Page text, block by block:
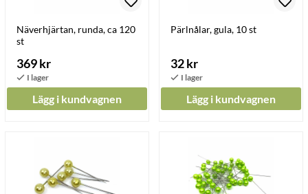
Näverhjärtan, runda, ca 120
st
369 kr
Lägg i kundvagnen
Pärlnålar, gula, 10 st
32 kr
Lägg i kundvagnen